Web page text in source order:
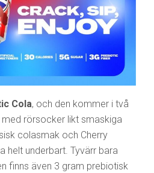
Cola, och den kommer i två
rörsocker likt smaskiga
colasmak och Cherry
helt underbart. Tyvärr bara
finns även 3 gram prebiotisk